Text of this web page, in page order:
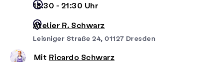
18:30 - 21:30 Uhr
Atelier R. Schwarz
Leisniger Straße 24, 01127 Dresden
Mit Ricardo Schwarz